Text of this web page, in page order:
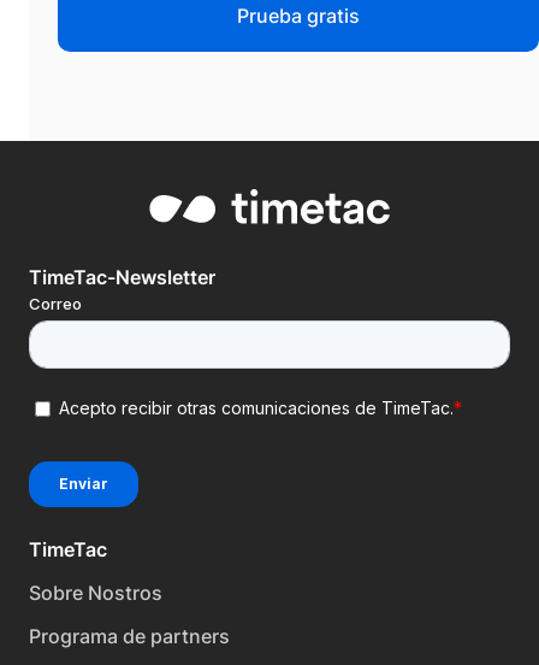
Prueba gratis
TimeTac-Newsletter
TimeTac
Sobre Nostros
Programa de partners